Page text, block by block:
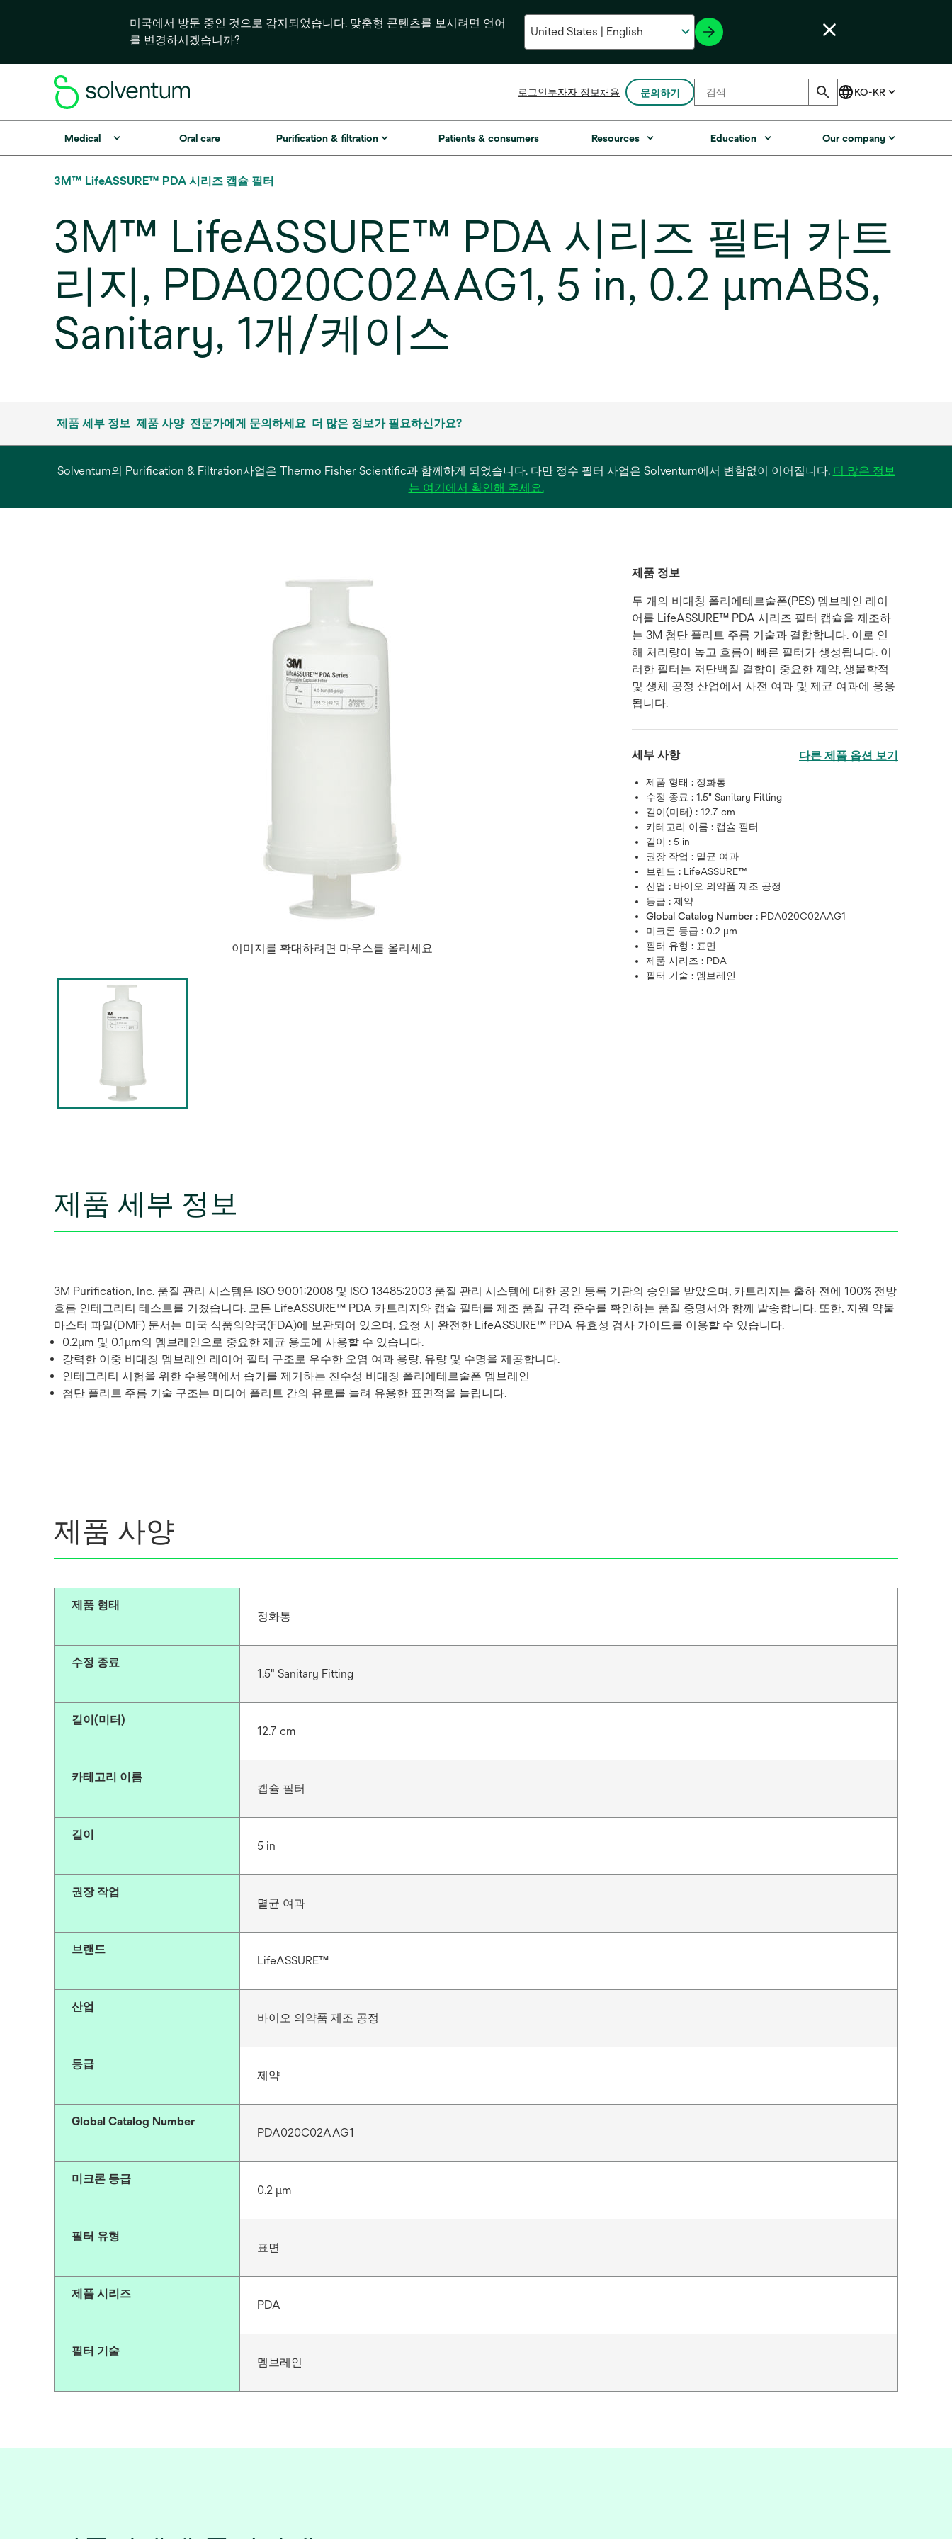
미국에서 방문 중인 것으로 감지되었습니다. 맞춤형 콘텐츠를 보시려면 언어
를 변경하시겠습니까?
로그인투자자 정보새
에
서
채용 문의하기
Medical Oral care Purification & filtration Patients & consumers Resources Education Our company
3M™ LifeASSURE™ PDA 시리즈 캡슐 필터
3M™ LifeASSURE™ PDA 시리즈 필터 카트
리지, PDA020C02AAG1, 5 in, 0.2 μmABS,
Sanitary, 1개/케이스
제품 세부 정보 제품 사양 전문가에게 문의하세요 더 많은 정보가 필요하신가요?
Solventum의 Purification & Filtration사업은 Thermo Fisher Scientific과 함께하게 되었습니다. 다만 정수 필터 사업은 Solventum에서 변함없이 이어집니다. 더 많은 정보
는 여기에서 확인해 주세요.새
이미지를 확대하려면 마우스를 올리세요
제품 정보
두 개의 비대칭 폴리에테르술폰(PES) 멤브레인 레이
어를 LifeASSURE™ PDA 시리즈 필터 캡슐을 제조하
는 3M 첨단 플리트 주름 기술과 결합합니다. 이로 인
해 처리량이 높고 흐름이 빠른 필터가 생성됩니다. 이
러한 필터는 저단백질 결합이 중요한 제약, 생물학적
및 생체 공정 산업에서 사전 여과 및 제균 여과에 응용
됩니다.
세부 사항 다른 제품 옵션 보기
제품 형태 : 정화통
수정 종료 :1.5" Sanitary Fitting
길이(미터) :12.7 cm
카테고리 이름 : 캡슐 필터
길이 :5 in
권장 작업 : 멸균 여과
브랜드 : LifeASSURE™
산업 : 바이오 의약품 제조 공정
등급 :제약
Global Catalog Number : PDA020C02AAG1
미크론 등급 :0.2 μm
필터 유형 : 표면
제품 시리즈 : PDA
필터 기술 : 멤브레인
제품 세부 정보
3M Purification, Inc. 품질 관리 시스템은 ISO 9001:2008 및 ISO 13485:2003 품질 관리 시스템에 대한 공인 등록 기관의 승인을 받았으며, 카트리지는 출하 전에 100% 전방
흐름 인테그리티 테스트를 거쳤습니다. 모든 LifeASSURE™ PDA 카트리지와 캡슐 필터를 제조 품질 규격 준수를 확인하는 품질 증명서와 함께 발송합니다. 또한, 지원 약물
마스터 파일(DMF) 문서는 미국 식품의약국(FDA)에 보관되어 있으며, 요청 시 완전한 LifeASSURE™ PDA 유효성 검사 가이드를 이용할 수 있습니다.
0.2μm 및 0.1μm의 멤브레인으로 중요한 제균 용도에 사용할 수 있습니다.
강력한 이중 비대칭 멤브레인 레이어 필터 구조로 우수한 오염 여과 용량, 유량 및 수명을 제공합니다.
인테그리티 시험을 위한 수용액에서 습기를 제거하는 친수성 비대칭 폴리에테르술폰 멤브레인
첨단 플리트 주름 기술 구조는 미디어 플리트 간의 유로를 늘려 유용한 표면적을 늘립니다.
제품 사양
제품 형태
정화통
수정 종료
1.5" Sanitary Fitting
길이(미터)
12.7 cm
카테고리 이름
캡슐 필터
길이
5 in
권장 작업
멸균 여과
브랜드
LifeASSURE™
산업
바이오 의약품 제조 공정
등급
제약
Global Catalog Number
PDA020C02AAG1
미크론 등급
0.2 μm
필터 유형
표면
제품 시리즈
PDA
필터 기술
멤브레인